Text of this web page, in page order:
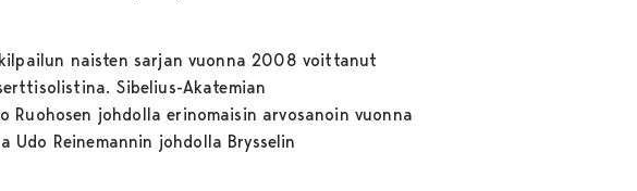
naisten sarjan vuonna 2008 voittanut
Sibelius-Akatemian
Ruohosen johdolla erinomaisin arvosanoin vuonna
Reinemannin johdolla Brysselin